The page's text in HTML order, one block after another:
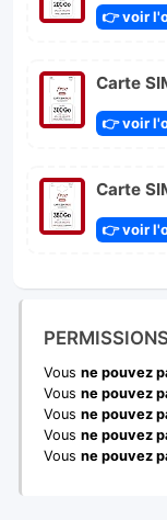
👉 voir
Carte
👉 voir
Carte
👉 voir
Vous ne pouvez
Vous ne pouvez
Vous ne pouvez
Vous ne pouvez
Vous ne pouvez